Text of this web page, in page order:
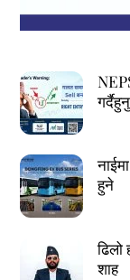
हुने
ढिलो
शाह